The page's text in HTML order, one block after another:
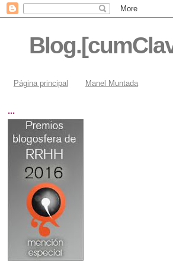
Página principal Manel Muntada
...